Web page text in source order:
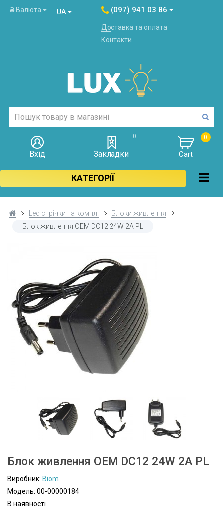
₴ Валюта UA (097) 941 03 86
Доставка та оплата
Контакти
Вхід
0
Закладки
0
Cart
КАТЕГОРІЇ
Led стрічки та компл.
Блоки живлення
Блок живлення OEM DC12 24W 2А PL
Блок живлення OEM DC12 24W 2А PL
Виробник: Biom
Модель: 00-00000184
В наявності